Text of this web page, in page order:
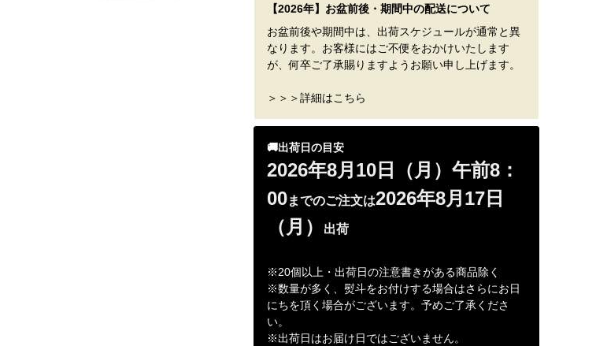
【2026年】お盆前後・期間中の配送について
お盆前後や期間中は、出荷スケジュールが通常と異
なります。お客様にはご不便をおかけいたします
が、何卒ご了承賜りますようお願い申し上げます。
＞＞＞詳細はこちら
🚚出荷日の目安
2026年8月10日（月）午前8：
00までのご注文は2026年8月17日
（月）
出荷
※20個以上・出荷日の注意書きがある商品除く
※数量が多く、熨斗をお付けする場合はさらにお日
にちを頂く場合がございます。予めご了承くださ
い。
※出荷日はお届け日ではございません。